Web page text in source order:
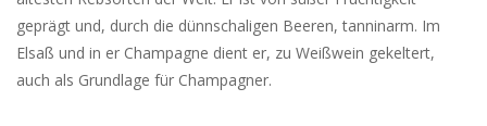
geprägt und, durch die dünnschaligen Beeren, tanninarm. Im
Elsaß und in er Champagne dient er, zu Weißwein gekeltert,
auch als Grundlage für Champagner.